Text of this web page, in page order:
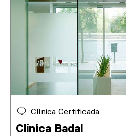
Clínica Certificada
Clínica Badal